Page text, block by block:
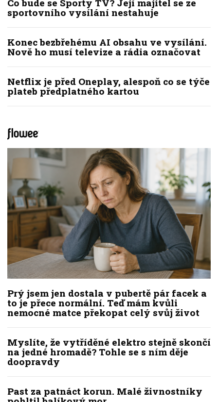
Co bude se Sporty TV? Její majitel se ze
sportovního vysílání nestahuje
Konec bezbřehému AI obsahu ve vysílání.
Nově ho musí televize a rádia označovat
Netflix je před Oneplay, alespoň co se týče
plateb předplatného kartou
Prý jsem jen dostala v pubertě pár facek a
to je přece normální. Teď mám kvůli
nemocné matce překopat celý svůj život
Myslíte, že vytříděné elektro stejně skončí
na jedné hromadě? Tohle se s ním děje
doopravdy
Past za patnáct korun. Malé živnostníky